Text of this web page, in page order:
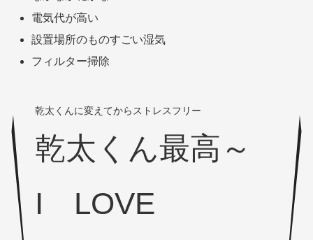
電気代が高い
設置場所のものすごい湿気
フィルター掃除
乾太くんに変えてからストレスフリー
乾太くん最高～
I LOVE